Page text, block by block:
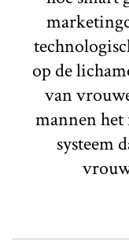
op de
van
mannen het
systeem